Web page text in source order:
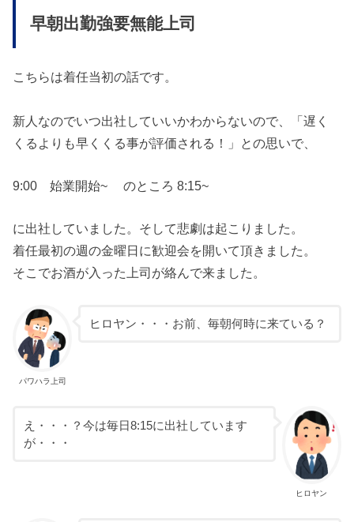
早朝出勤強要無能上司
こちらは着任当初の話です。
新人なのでいつ出社していいかわからないので、「遅く
くるよりも早くくる事が評価される！」との思いで、
9:00 始業開始~ のところ 8:15~
に出社していました。そして悲劇は起こりました。
着任最初の週の金曜日に歓迎会を開いて頂きました。
そこでお酒が入った上司が絡んで来ました。
パワハラ上司
ヒロヤン・・・お前、毎朝何時に来ている？
ヒロヤン
え・・・？今は毎日8:15に出社しています
が・・・